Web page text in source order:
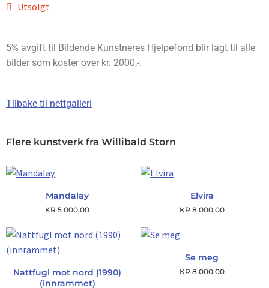
Utsolgt
5% avgift til Bildende Kunstneres Hjelpefond blir lagt til alle
bilder som koster over kr. 2000,-.
Tilbake til nettgalleri
Flere kunstverk fra Willibald Storn
Mandalay
KR 5 000,00
Elvira
KR 8 000,00
Nattfugl mot nord (1990)
(innrammet)
Se meg
KR 8 000,00